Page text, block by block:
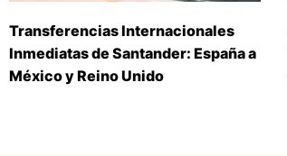
Transferencias Internacionales
Inmediatas de Santander: España a
México y Reino Unido